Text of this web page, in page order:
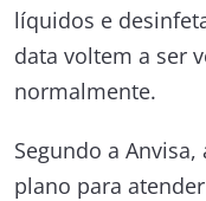
líquidos e
data voltem a ser
normalmente.
Segundo a Anvisa,
plano para